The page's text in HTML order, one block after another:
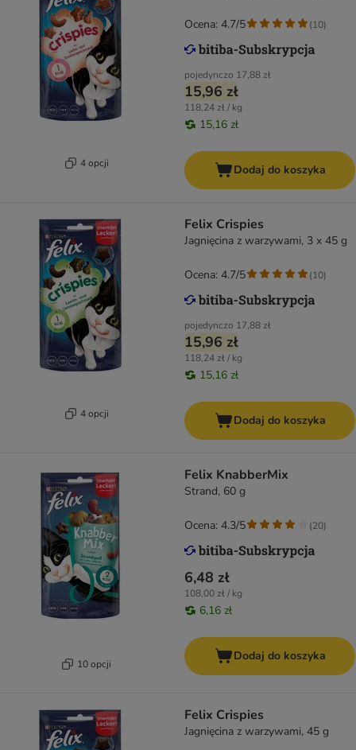
4 opcji
pojedynczo 17,88 zł
15,96 zł
118,24 zł / kg
15,16 zł
Ocena: 4.7/5 (10)
Dodaj do koszyka
4 opcji
Felix Crispies
Jagnięcina z warzywami, 3 x 45 g
pojedynczo 17,88 zł
15,96 zł
118,24 zł / kg
15,16 zł
Ocena: 4.7/5 (10)
Dodaj do koszyka
10 opcji
Felix KnabberMix
Strand, 60 g
6,48 zł
108,00 zł / kg
6,16 zł
Ocena: 4.3/5 (20)
Dodaj do koszyka
Felix Crispies
Jagnięcina z warzywami, 45 g